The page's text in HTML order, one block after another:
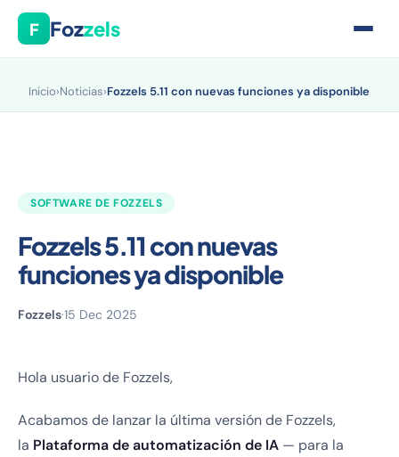
F Fozzels
Inicio›Noticias›Fozzels 5.11 con nuevas funciones ya disponible
SOFTWARE DE FOZZELS
Fozzels 5.11 con nuevas
funciones ya disponible
Fozzels·15 Dec 2025
Hola usuario de Fozzels,
Acabamos de lanzar la última versión de Fozzels,
la Plataforma de automatización de IA — para la